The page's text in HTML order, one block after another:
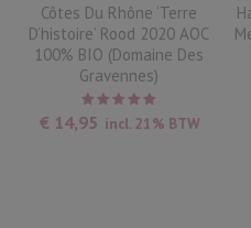
Côtes Du Rhône ‘Terre
D’histoire’ Rood 2020 AOC
100% BIO (Domaine Des
Gravennes)
Waardering
5.00uit
€ 14,95 incl. 21% BTW